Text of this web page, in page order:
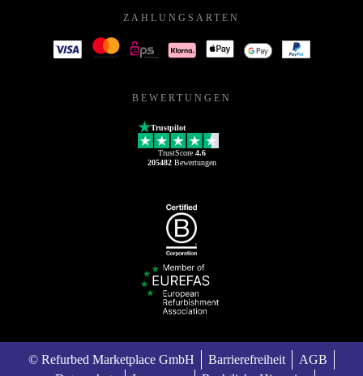
ZAHLUNGSARTEN
BEWERTUNGEN
Trustpilot
TrustScore 4.6
205482Bewertungen
© Refurbed Marketplace GmbH Barrierefreiheit
AGB